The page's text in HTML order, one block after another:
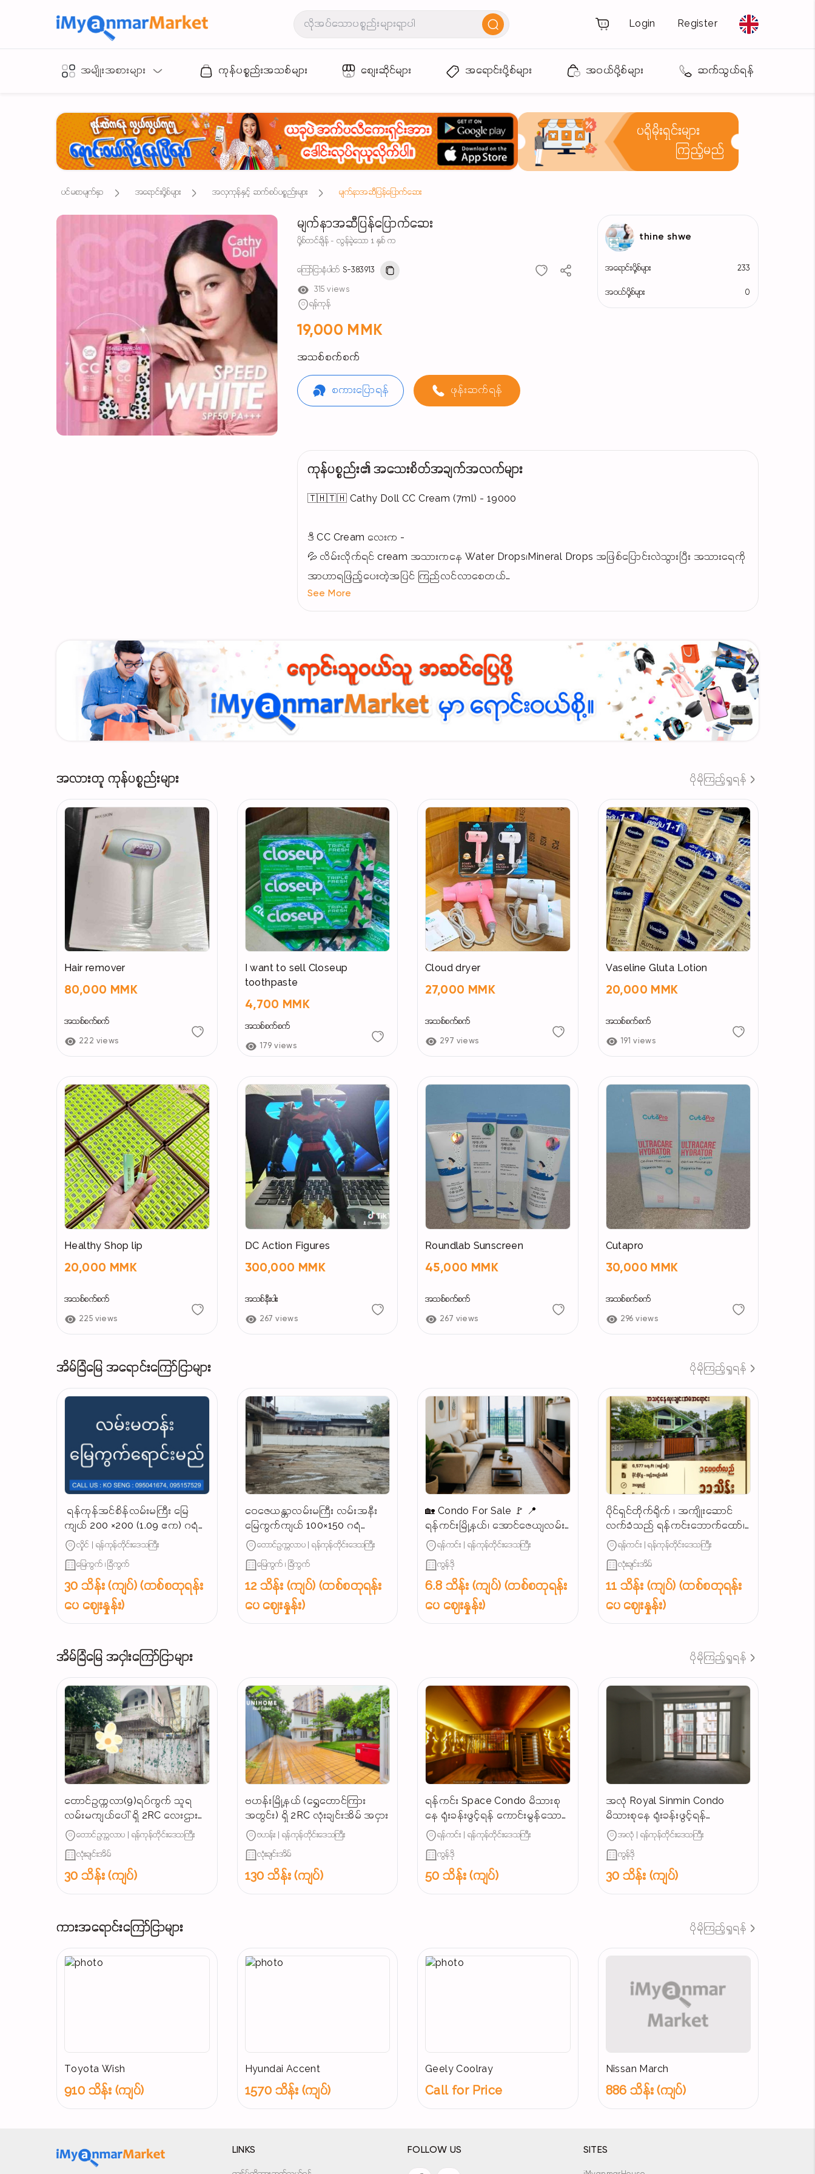
Login Register
အမျိုးအစားများ ကုန်ပစ္စည်းအသစ်များ စျေးဆိုင်များ အရောင်းပို့စ်များ အဝယ်ပို့စ်များ ဆက်သွယ်ရန်
ပရိုမိုးရှင်းများ
ကြည့်မည်
ပင်မစာမျက်နှာ အရောင်းပို့စ်များ အလှကုန်နှင့် ဆက်စပ်ပစ္စည်းများ မျက်နာအဆီပြန်ပြောက်ဆေး
မျက်နာအဆီပြန်ပြောက်ဆေး
ပို့စ်တင်ချိန် - လွန်ခဲ့သော 1 နှစ် က
ကြော်ငြာနံပါတ် S-383913
315 views
ရန်ကုန်
19,000 MMK
အသစ်စက်စက်
စကားပြောရန် ဖုန်းဆက်ရန်
thine shwe
အရောင်းပို့စ်များ 233
အဝယ်ပို့စ်များ 0
ကုန်ပစ္စည်း၏ အသေးစိတ်အချက်အလက်များ
🇹🇭🇹🇭 Cathy Doll CC Cream (7ml) - 19000
ဒီ CC Cream ​လေးက -
💦 လိမ်းလိုက်ရင် cream အသားက​နေ ​Water Drops၊Mineral Drops အဖြစ်​ပြောင်းလဲသွားပြီး အသား​ရေကို
အာဟာရဖြည့်​ပေးတဲ့အပြင် ကြည်လင်​လာစေတယ်
👍 မိတ်ကပ်သား​လေးက ကပ်​စေးခြင်းမရှိဘဲ လိမ်းရတာ ​ပေါ့ပါးတဲ့အပြင် အပြစ်အနာအဆာ​တွေကို ​သေချာဖုံးဖိ​
လို့ရတယ်ရှင့်
😊 မိတ်ကပ်သားအထူကြီး မပါတဲ့အတွက် အတင်းဖိဆွဲစရာ မလိုလို့ အချိန်မရတဲ့သူ မိတ်ကပ်ထူထူမကြိုက်တဲ့သူ​
တွေအတွက် အရမ်းအဆင်​ပြေတယ်​နော်
🌞 SPF 50 PA+++ ပါတဲ့အတွက် ​နေ​ရောင်ခြည်က​နေ လာတဲ့ UVA/UVB က​နေ ကာကွယ်​ပေး​သေးတယ်ရှင့်
See More
အလားတူ ကုန်ပစ္စည်းများ ပိုမိုကြည့်ရှုရန်
Hair remover
80,000 MMK
အသစ်စက်စက်
222 views
I want to sell Closeup
toothpaste
4,700 MMK
အသစ်စက်စက်
179 views
Cloud dryer
27,000 MMK
အသစ်စက်စက်
297 views
Vaseline Gluta Lotion
20,000 MMK
အသစ်စက်စက်
191 views
Healthy Shop lip
20,000 MMK
အသစ်စက်စက်
225 views
DC Action Figures
300,000 MMK
အသစ်နီးပါး
267 views
Roundlab Sunscreen
45,000 MMK
အသစ်စက်စက်
267 views
Cutapro
30,000 MMK
အသစ်စက်စက်
296 views
အိမ်ခြံမြေ အရောင်းကြော်ငြာများ ပိုမိုကြည့်ရှုရန်
‌ ရန်ကုန်အင်စိန်လမ်းမကြီး မြေ
ကျယ် 200 ×200 (1.09 ဧက) ဂရံ
နေရာကောင်မြေကွက် အရောင်း,‼️
လှိုင် | ရန်ကုန်တိုင်းဒေသကြီး
မြေကွက် ၊ ခြံကွက်
30 သိန်း (ကျပ်) (တစ်စတုရန်း
ပေ ဈေးနှုန်း)
ဝေဇေယန္တာလမ်းမကြီး လမ်းအနီး
မြေကွက်ကျယ် 100×150 ဂရံ
လုပ်ငန်းသင့်မြေကွက်ရောင်းမည်
တောင်ဥက္ကလာပ | ရန်ကုန်တိုင်းဒေသကြီး
မြေကွက် ၊ ခြံကွက်
12 သိန်း (ကျပ်) (တစ်စတုရန်း
ပေ ဈေးနှုန်း)
🏡 Condo For Sale 🚩 📍
ရန်ကင်းမြို့နယ်၊ အောင်ဇေယျလမ်း
အနီး (နေရာကောင်း)
ရန်ကင်း | ရန်ကုန်တိုင်းဒေသကြီး
ကွန်ဒို
6.8 သိန်း (ကျပ်) (တစ်စတုရန်း
ပေ ဈေးနှုန်း)
ပိုင်ရှင်တိုက်ရိုက် ၊ အကျိုးဆောင်
လက်ခံသည် ရန်ကင်းဘောက်ထော်၊
သာယာရွှေပြည်လမ်းမဂုတ်ကွက်၊
ရန်ကင်း | ရန်ကုန်တိုင်းဒေသကြီး
လုံးချင်းအိမ်
11 သိန်း (ကျပ်) (တစ်စတုရန်း
ပေ ဈေးနှုန်း)
အိမ်ခြံမြေ အငှါးကြော်ငြာများ ပိုမိုကြည့်ရှုရန်
တောင်ဥက္ကလာ(9)ရပ်ကွက် သူရ
လမ်းမကျယ်ပေါ် ရှိ 2RC လေးဌားပါ
မည် လူနေမလား / ရုံးခန်းဖွင့်ရင်
အဆင်ပြေ...
တောင်ဥက္ကလာပ | ရန်ကုန်တိုင်းဒေသကြီး
လုံးချင်းအိမ်
30 သိန်း (ကျပ်)
ဗဟန်းမြို့နယ် (ရွှေတောင်ကြား
အတွင်း) ရှိ 2RC လုံးချင်းအိမ် အငှား
ဗဟန်း | ရန်ကုန်တိုင်းဒေသကြီး
လုံးချင်းအိမ်
130 သိန်း (ကျပ်)
ရန်ကင်း Space Condo မိသားစု
နေ ရုံးခန်းဖွင့်ရန် ကောင်းမွန်သော
အခန်းအငှား
ရန်ကင်း | ရန်ကုန်တိုင်းဒေသကြီး
ကွန်ဒို
50 သိန်း (ကျပ်)
အလုံ Royal Sinmin Condo
မိသားစုနေ ရုံးခန်းဖွင့်ရန်
ကောင်းမွန်သောအခန်းအငှား
အလုံ | ရန်ကုန်တိုင်းဒေသကြီး
ကွန်ဒို
30 သိန်း (ကျပ်)
ကားအရောင်းကြော်ငြာများ ပိုမိုကြည့်ရှုရန်
Toyota Wish
910 သိန်း (ကျပ်)
Hyundai Accent
1570 သိန်း (ကျပ်)
Geely Coolray
Call for Price
Nissan March
886 သိန်း (ကျပ်)
LINKS FOLLOW US SITES